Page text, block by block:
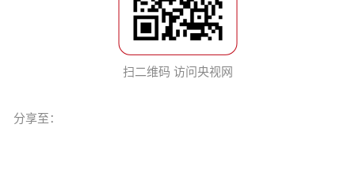
扫二维码 访问央视网
分享至：